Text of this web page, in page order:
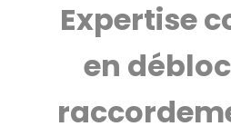
Expertise
en